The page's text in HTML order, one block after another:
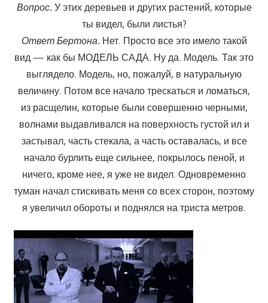
Вопрос.У этих деревьев и других растений, которые
ты видел, были листья?
Ответ Бертона.Нет. Просто все это имело такой
вид — как бы МОДЕЛЬ САДА. Ну да. Модель. Так это
выглядело. Модель, но, пожалуй, в натуральную
величину. Потом все начало трескаться и ломаться,
из расщелин, которые были совершенно черными,
волнами выдавливался на поверхность густой ил и
застывал, часть стекала, а часть оставалась, и все
начало бурлить еще сильнее, покрылось пеной, и
ничего, кроме нее, я уже не видел. Одновременно
туман начал стискивать меня со всех сторон, поэтому
я увеличил обороты и поднялся на триста метров.